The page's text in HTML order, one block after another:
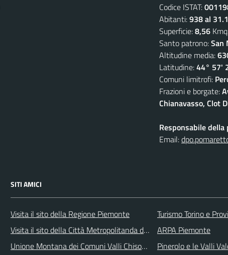
Codice ISTAT:
Abitanti:938 al
Superficie:8,56
Santo patrono:San
Altitudine media:
Latitudine:44° 57'
Comuni limitrofi:
Frazioni e borgate:
Chianavasso, Clot
Responsabile della
Email:
SITI AMICI
Visita il sito della Regione Piemonte
Visita il sito della Città Metropolitanda di Torino
Unione Montana dei Comuni Valli Chisone e Germanasca
Turismo Torino e
ARPA Piemonte
Pinerolo e le Valli